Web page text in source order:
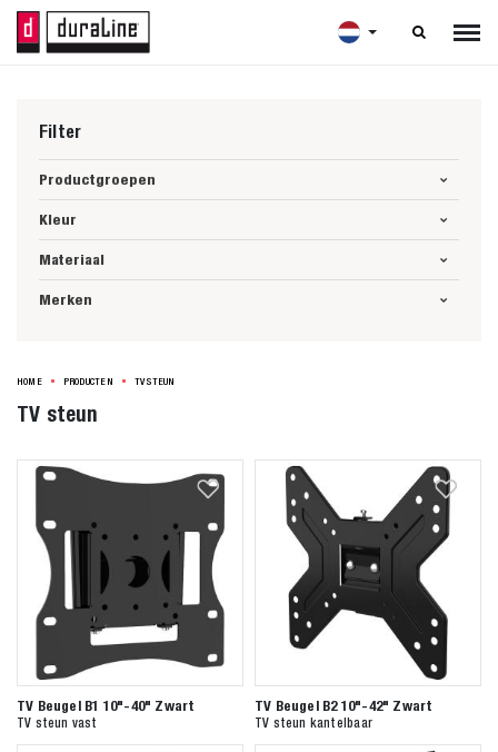

Filter
Productgroepen
Kleur
Materiaal
Merken
HOME PRODUCTEN TV STEUN
TV steun
TV Beugel B1 10"-40" Zwart
TV steun vast
TV Beugel B2 10"-42" Zwart
TV steun kantelbaar